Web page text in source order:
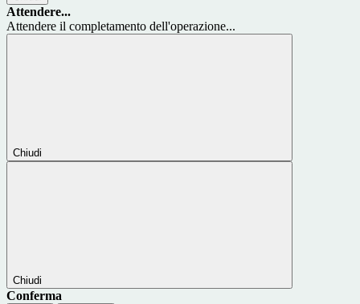
Attendere...
Attendere il completamento dell'operazione...
Chiudi
Chiudi
Conferma